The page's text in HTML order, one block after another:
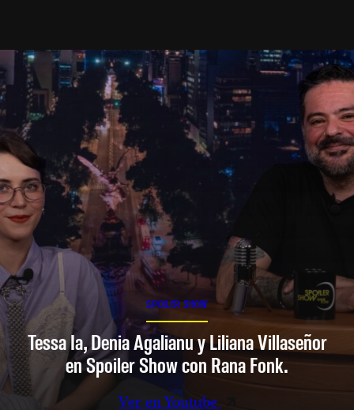
SPOILER SHOW
Tessa Ia, Denia Agalianu y Liliana Villaseñor
en Spoiler Show con Rana Fonk.
Ver en Youtube